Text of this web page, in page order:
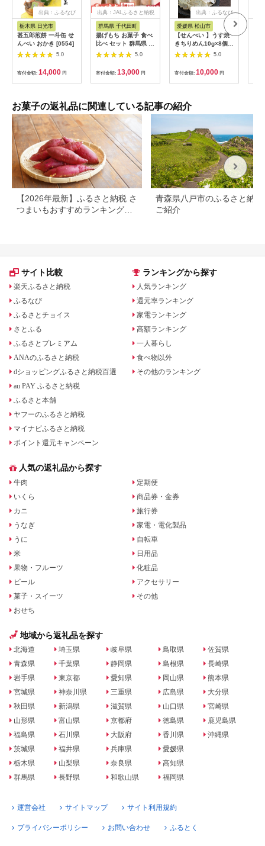
出典：ふるなび
栃木県 日光市
甚五郎煎餅 一斗缶 せ
んべい おかき [0554]
5.0
寄付金額: 14,000 円
出典：JALふるさと納税
群馬県 千代田町
揚げもち お菓子 食べ
比べ セット 群馬県 千
代田町 ＜ハートフル
5.0
寄付金額: 13,000 円
出典：ふるなび
愛媛県 松山市
【せんべい 】うす焼
きちりめん10g×8個ち
りめんせんべい
【HKY002】
5.0
寄付金額: 10,000 円
お菓子の返礼品に関連している記事の紹介
【2026年最新】ふるさと納税 さ
つまいもおすすめランキング｜
青森県八戸市のふるさと納税
ご紹介
サイト比較
楽天ふるさと納税
ふるなび
ふるさとチョイス
さとふる
ふるさとプレミアム
ANAのふるさと納税
dショッピングふるさと納税百選
au PAY ふるさと納税
ふるさと本舗
ヤフーのふるさと納税
マイナビふるさと納税
ポイント還元キャンペーン
ランキングから探す
人気ランキング
還元率ランキング
家電ランキング
高額ランキング
一人暮らし
食べ物以外
その他のランキング
人気の返礼品から探す
牛肉
いくら
カニ
うなぎ
うに
米
果物・フルーツ
ビール
菓子・スイーツ
おせち
定期便
商品券・金券
旅行券
家電・電化製品
自転車
日用品
化粧品
アクセサリー
その他
地域から返礼品を探す
北海道
青森県
岩手県
宮城県
秋田県
山形県
福島県
茨城県
栃木県
群馬県
埼玉県
千葉県
東京都
神奈川県
新潟県
富山県
石川県
福井県
山梨県
長野県
岐阜県
静岡県
愛知県
三重県
滋賀県
京都府
大阪府
兵庫県
奈良県
和歌山県
鳥取県
島根県
岡山県
広島県
山口県
徳島県
香川県
愛媛県
高知県
福岡県
佐賀県
長崎県
熊本県
大分県
宮崎県
鹿児島県
沖縄県
運営会社 サイトマップ サイト利用規約
プライバシーポリシー お問い合わせ ふるとく